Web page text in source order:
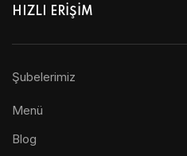
HIZLI ERİŞİM
Şubelerimiz
Menü
Blog